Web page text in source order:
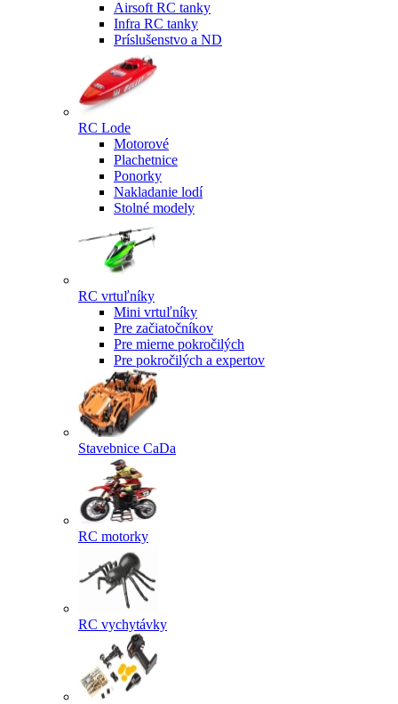
Airsoft RC tanky
Infra RC tanky
Príslušenstvo a ND
RC Lode
Motorové
Plachetnice
Ponorky
Nakladanie lodí
Stolné modely
RC vrtuľníky
Mini vrtuľníky
Pre začiatočníkov
Pre mierne pokročilých
Pre pokročilých a expertov
Stavebnice CaDa
RC motorky
RC vychytávky